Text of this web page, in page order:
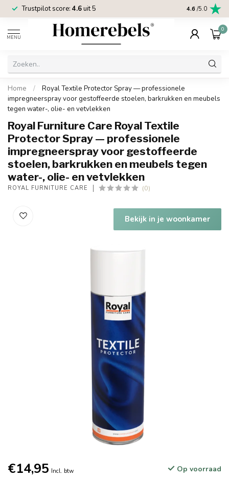
Trustpilot score: 4.6uit 5 2 jaar
4.6 /5.0
MENU
0
Home /
Royal Textile Protector Spray — professionele
impregneerspray voor gestoffeerde stoelen, barkrukken en meubels
tegen water-, olie- en vetvlekken
Royal Furniture Care Royal Textile
Protector Spray — professionele
impregneerspray voor gestoffeerde
stoelen, barkrukken en meubels tegen
water-, olie- en vetvlekken
ROYAL FURNITURE CARE (0)
Bekijk in je woonkamer
€14,95 Incl. btw Op voorraad